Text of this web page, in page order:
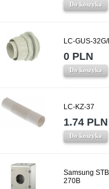
Do koszyka
LC-GUS-
0 PLN
Do koszyka
LC-KZ-37
1.74 PLN
Do koszyka
Samsung
270B